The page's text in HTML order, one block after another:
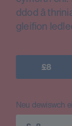
ddod â
gleifion
£8
Neu dewiswch